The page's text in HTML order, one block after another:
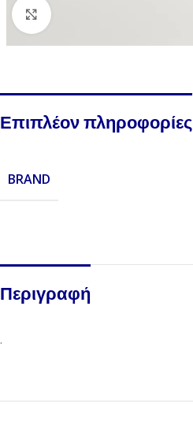
Επιπλέον πληροφορίες
BRAND
Περιγραφή
.